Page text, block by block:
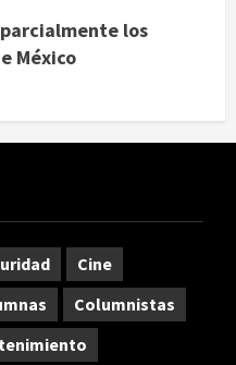
los
México
Cine
Columnistas